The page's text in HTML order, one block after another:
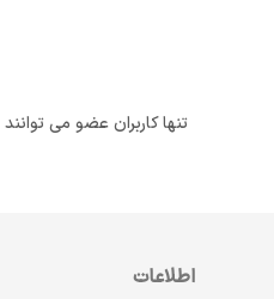
تنها کاربران عضو می
اطلاعات